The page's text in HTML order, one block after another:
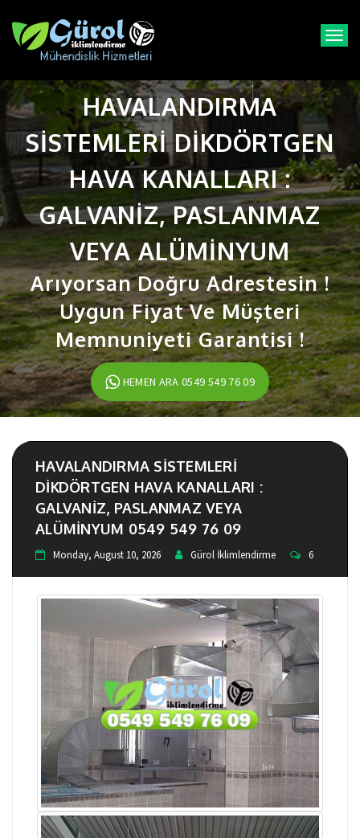
T
g
l
v
i
g
a
t
i
o
n
HAVALANDIRMA
SISTEMLERI DIKDÖRTGEN
HAVA KANALLARI :
GALVANIZ, PASLANMAZ
VEYA ALÜMINYUM
Arıyorsan Doğru Adrestesin !
Uygun Fiyat Ve Müşteri
Memnuniyeti Garantisi !
HEMEN ARA 0549 549 76 09
HAVALANDIRMA SISTEMLERI
DIKDÖRTGEN HAVA KANALLARI :
GALVANIZ, PASLANMAZ VEYA
ALÜMINYUM 0549 549 76 09
Monday, August 10, 2026 Gürol İklimlendirme 6